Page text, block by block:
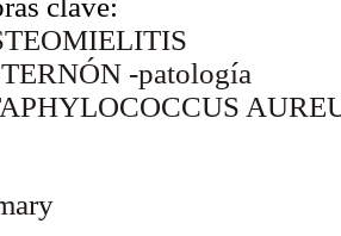
clave:
-patología